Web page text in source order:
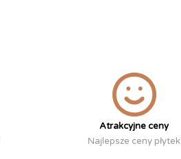
Atrakcyjne ceny
Najlepsze ceny płytek